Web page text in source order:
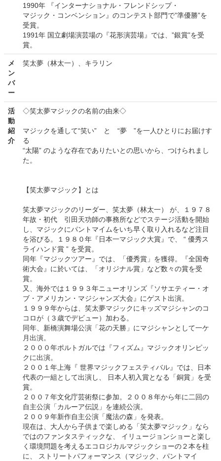
1990年 『インターナショナル・フレンドシップ・
マジック・コンベンション』のコンテスト部門で”準優勝”を
受賞。
1991年 国立劇場演芸場の『花形演芸場』では、”銀賞”を受
賞。
メ
ン
バ
ー
笑太夢（林太一）、キラリン
活
動
紹
介
◇笑太夢マジックの名前の由来◇
マジックを通して“笑い” と “夢 ”を一人ひとりにお届けす
る
“太陽” のような存在でありたいとの思いから、つけられまし
た。
【笑太夢マジック】とは
笑太夢マジックのリーダー、笑太夢（林太一） が、１９７８
年故・初代 引田天功師の事務所などでステージ活動を開始
し、マジックにパントマイムをいち早く取り入れるなど注目
を浴びる。１９８０年『日本一マジック大賞』で、 “ 優秀ス
ライハンド賞 ” を受賞。
同年『マジックツアー』では、「優秀賞」を獲得。『全国奇
術大会』に於いては、「オリジナル賞」など数々の賞を受
賞。
又、海外では１９９３年ニューオリンズ『ソサエティー・オ
ブ・アメリカン・マジシャンズ大会』にゲスト出演。
１９９９年からは、笑太夢マジックにキッズマジシャンのコ
コロが（３歳でデビュー）加わる。
同年、新橋演舞場公演「花の天勝」にマジシャンとして一ケ
月出演。
２０００年ポルトガルでは『フィズム』マジックオリンピッ
クに出演。
２００１年上海『 世界マジックフェスティバル』では、日本
代表の一組として出演し、 日本人初入賞となる「銅賞」を受
賞。
２００７年文化庁芸術祭に参加。２００８年から年に二回の
自主公演「カルーア伝説」を連続公演。
２００９年新作自主公演「魔法の森」を発表。
現在は、大人から子供まで楽しめる「笑太夢マジック」なら
ではのファンタスティックな、 イリュージョンショーと楽し
く環境問題を考えるエコロジカルマジックショーの２本を柱
に、 ストリートパフォーマンス（マジック、パントマイ